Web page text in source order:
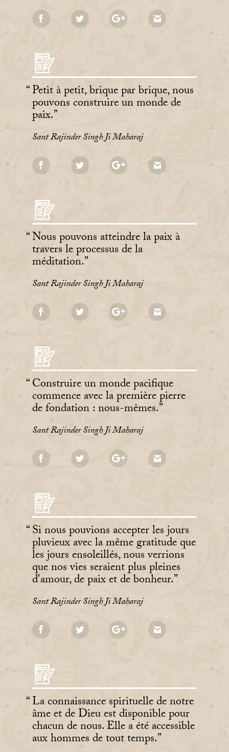
Petit à petit, brique par brique, nous
pouvons construire un monde de
paix.
Sant Rajinder Singh Ji Maharaj
Nous pouvons atteindre la paix à
travers le processus de la
méditation.
Sant Rajinder Singh Ji Maharaj
Construire un monde pacifique
commence avec la première pierre
de fondation : nous-mêmes.
Sant Rajinder Singh Ji Maharaj
Si nous pouvions accepter les jours
pluvieux avec la même gratitude que
les jours ensoleillés, nous verrions
que nos vies seraient plus pleines
d'amour, de paix et de bonheur.
Sant Rajinder Singh Ji Maharaj
La connaissance spirituelle de notre
âme et de Dieu est disponible pour
chacun de nous. Elle a été accessible
aux hommes de tout temps.